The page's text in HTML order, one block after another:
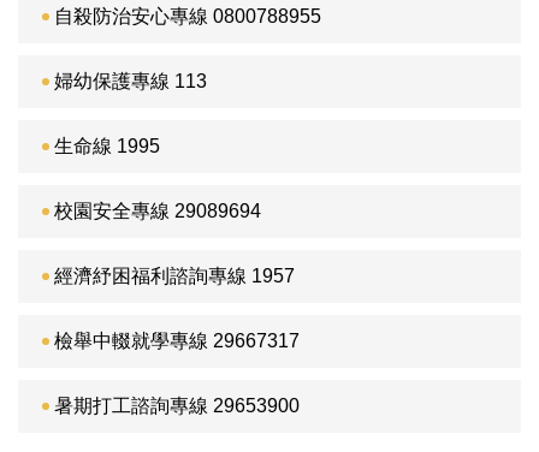
自殺防治安心專線 0800788955
婦幼保護專線 113
生命線 1995
校園安全專線 29089694
經濟紓困福利諮詢專線 1957
檢舉中輟就學專線 29667317
暑期打工諮詢專線 29653900